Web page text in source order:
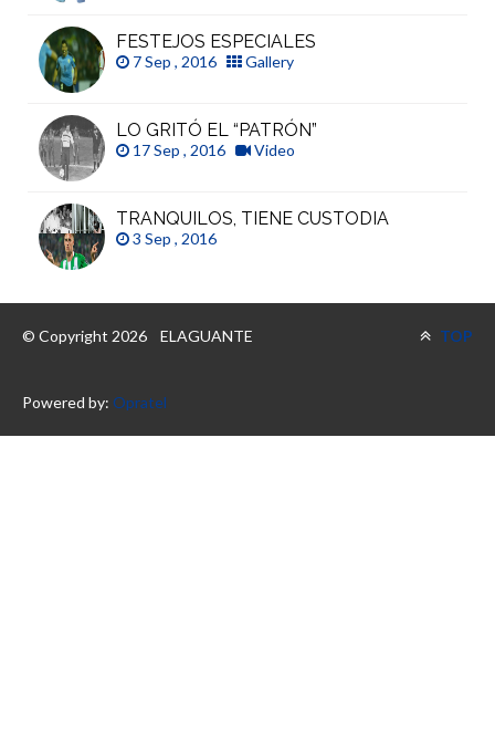
FESTEJOS ESPECIALES
7 Sep , 2016 Gallery
LO GRITÓ EL “PATRÓN”
17 Sep , 2016 Video
TRANQUILOS, TIENE CUSTODIA
3 Sep , 2016
© Copyright 2026 ELAGUANTE TOP
Powered by: Opratel